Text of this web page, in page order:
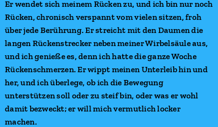
Er wendet sich meinem Rücken zu, und ich bin nur noch
Rücken, chronisch verspannt vom vielen sitzen, froh
über jede Berührung. Er streicht mit den Daumen die
langen Rückenstrecker neben meiner Wirbelsäule aus,
und ich genieße es, denn ich hatte die ganze Woche
Rückenschmerzen. Er wippt meinen Unterleib hin und
her, und ich überlege, ob ich die Bewegung
unterstützen soll oder zu steif bin, oder was er wohl
damit bezweckt; er will mich vermutlich locker
machen.